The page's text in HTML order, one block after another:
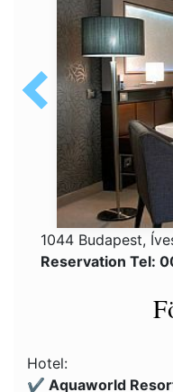
1044 Budapest,
Reservation Tel:
Hotel:
✔️ Aquaworld